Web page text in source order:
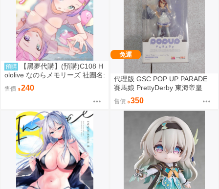
預購
【黑夢代購】(預購)C108 H
ololive なのらメモリーズ 社團名:
たこあげ日和 繪師:たこあげ
售價 240
免運
代理版 GSC POP UP PARADE
賽馬娘 PrettyDerby 東海帝皇
售價 350